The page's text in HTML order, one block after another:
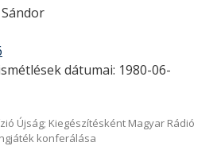
dátumai: 1980-06-
Újság; Kiegészítésként Magyar Rádió
konferálása